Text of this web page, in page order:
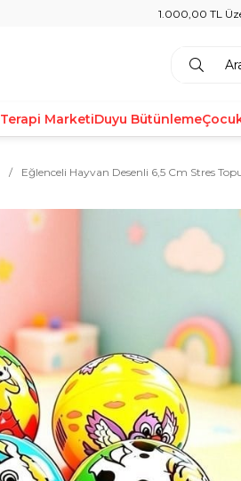
1.000,00 TL
Terapi MarketiDuyu Bütünleme
Eğlenceli Hayvan Desenli 6,5 Cm Stres